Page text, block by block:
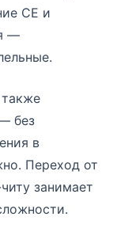
CE и
—
без
в
Переход от
занимает